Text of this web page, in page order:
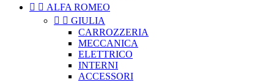
  ALFA ROMEO
  GIULIA
CARROZZERIA
MECCANICA
ELETTRICO
INTERNI
ACCESSORI